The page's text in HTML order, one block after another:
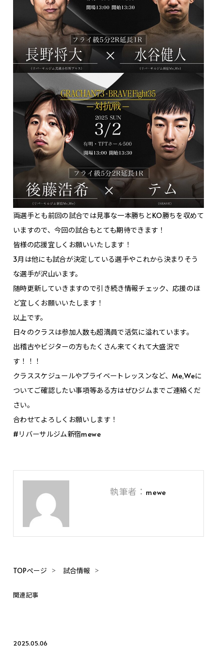
両選手とも前回の試合では見事な一本勝ちとKO勝ちを収めて
いますので、今回の試合もとても期待できます！
皆様の応援宜しくお願いいたします！
3月は他にも試合が決定している選手やこれから決まりそう
な選手が沢山います。
随時更新していきますので引き続き情報チェック、応援のほ
ど宜しくお願いいたします！
以上です。
日々のクラスは参加人数も超満員で活気に溢れています。
出稽古やビジターの方もたくさん来てくれて大盛況で
す！！！
クラススケジュールやプライベートレッスンなど、Me,Weに
ついてご確認したい事項等ある方はぜひジムまでご連絡くだ
さい。
合わせてよろしくお願いします！
#リバーサルジム新宿mewe
執筆者： mewe
TOPページ 試合情報
関連記事
2025.05.06